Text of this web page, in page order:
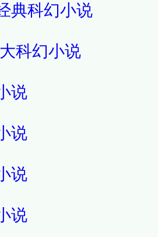
典科幻小说
科幻小说
说
说
说
说